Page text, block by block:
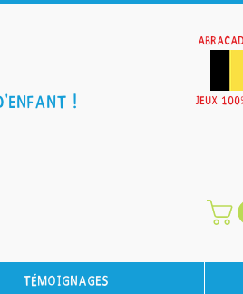
! JEUX
Témoignages